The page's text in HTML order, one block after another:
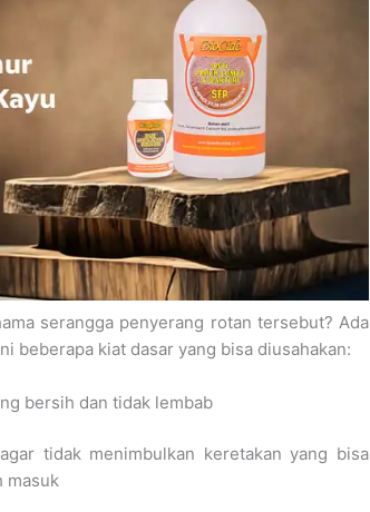
serangga penyerang rotan tersebut? Ada
beberapa kiat dasar yang bisa diusahakan:
bersih dan tidak lembab
tidak menimbulkan keretakan yang bisa
masuk